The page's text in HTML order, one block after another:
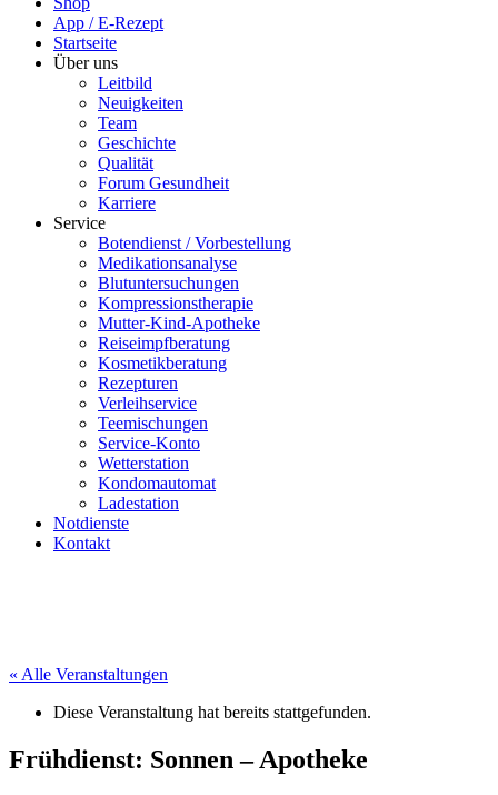
App / E-Rezept
Startseite
Über uns
Leitbild
Neuigkeiten
Team
Geschichte
Qualität
Forum Gesundheit
Karriere
Service
Botendienst / Vorbestellung
Medikationsanalyse
Blutuntersuchungen
Kompressionstherapie
Mutter-Kind-Apotheke
Reiseimpfberatung
Kosmetikberatung
Rezepturen
Verleihservice
Teemischungen
Service-Konto
Wetterstation
Kondomautomat
Ladestation
Notdienste
Kontakt
« Alle Veranstaltungen
Diese Veranstaltung hat bereits stattgefunden.
Frühdienst: Sonnen – Apotheke